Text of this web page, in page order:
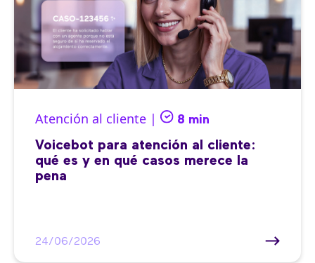
Atención al cliente | 8 min
Voicebot para atención al cliente:
qué es y en qué casos merece la
pena
24/06/2026